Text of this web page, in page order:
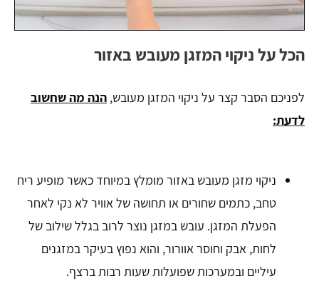
הכל על ניקוי המזגן מעובש באזור
לפניכם הסבר קצר על ניקוי המזגן מעובש, הנה מה שחשוב
לדעת:
ניקוי מזגן מעובש באזור מומלץ במיוחד כאשר מופיע ריח
טחב, כתמים שחורים או תחושה של אוויר לא נקי לאחר
הפעלת המזגן. עובש במזגן נוצר לרוב בגלל שילוב של
לחות, אבק וחוסר אוורור, והוא נפוץ בעיקר במזגנים
עיליים ובמערכות שפועלות שעות רבות ברצף.